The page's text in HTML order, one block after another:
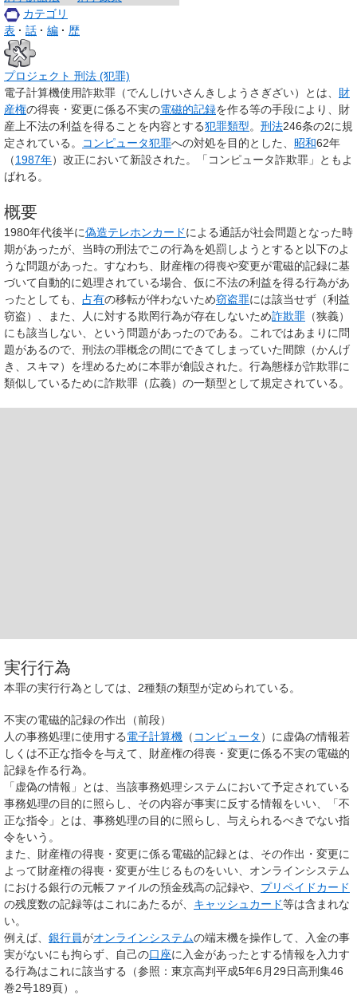
カテゴリ
表
話 編 歴
プロジェクト 刑法 (犯罪)
電子計算機使用詐欺罪 （でんしけいさんきしようさぎざい）とは、 財
産権の得喪・変更に係る不実の電磁的記録を作る等の手段により、財
産上不法の利益を得ることを内容とする犯罪類型。 刑法246条の2に規
定されている。
コンピュータ犯罪への対処を目的とした、 昭和62年
（1987年）改正において新設された。「コンピュータ詐欺罪」ともよ
ばれる。
概要
1980年代後半に偽造テレホンカードによる通話が社会問題となった時
期があったが、当時の刑法でこの行為を処罰しようとすると以下のよ
うな問題があった。すなわち、財産権の得喪や変更が電磁的記録に基
づいて自動的に処理されている場合、仮に不法の利益を得る行為があ
ったとしても、 占有の移転が伴わないため窃盗罪には該当せず（利益
窃盗）、また、人に対する欺罔行為が存在しないため詐欺罪 （狭義）
にも該当しない、という問題があったのである。これではあまりに問
題があるので、刑法の罪概念の間にできてしまっていた間隙（かんげ
き、スキマ）を埋めるために本罪が創設された。行為態様が詐欺罪に
類似しているために詐欺罪（広義）の一類型として規定されている。
実行行為
本罪の実行行為としては、2種類の類型が定められている。
不実の電磁的記録の作出（前段）
人の事務処理に使用する電子計算機 （ コンピュータ ）に虚偽の情報若
しくは不正な指令を与えて、財産権の得喪・変更に係る不実の電磁的
記録を作る行為。
「虚偽の情報」とは、当該事務処理システムにおいて予定されている
事務処理の目的に照らし、その内容が事実に反する情報をいい、「不
正な指令」とは、事務処理の目的に照らし、与えられるべきでない指
令をいう。
また、財産権の得喪・変更に係る電磁的記録とは、その作出・変更に
よって財産権の得喪・変更が生じるものをいい、オンラインシステム
における銀行の元帳ファイルの預金残高の記録や、 プリペイドカード
の残度数の記録等はこれにあたるが、 キャッシュカード等は含まれな
い。
例えば、 銀行員がオンラインシステムの端末機を操作して、入金の事
実がないにも拘らず、自己の口座に入金があったとする情報を入力す
る行為はこれに該当する（参照：東京高判平成5年6月29日高刑集46
巻2号189頁）。